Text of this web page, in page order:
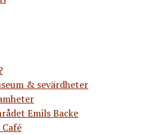
& sevärdheter
Emils Backe